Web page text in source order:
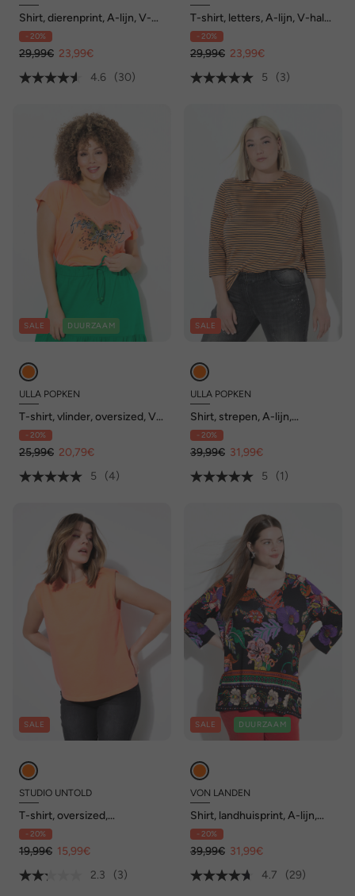
Shirt, dierenprint, A-lijn, V-
hals, 3/4-mouw
- 20%
29,99€ 23,99€
4.6
(30)
T-shirt, letters, A-lijn, V-hals,
korte mouwen
- 20%
29,99€ 23,99€
5
(3)
SALE DUURZAAM
ULLA POPKEN
T-shirt, vlinder, oversized, V-
hals, korte mouw
- 20%
25,99€ 20,79€
5
(4)
SALE
ULLA POPKEN
Shirt, strepen, A-lijn,
opstaande kraag, 3/4-mouw
- 20%
39,99€ 31,99€
5
(1)
SALE
STUDIO UNTOLD
T-shirt, oversized,
schoudervulling
- 20%
19,99€ 15,99€
2.3
(3)
SALE DUURZAAM
VON LANDEN
Shirt, landhuisprint, A-lijn,
tuniekhals, 3/4-mouwen
- 20%
39,99€ 31,99€
4.7
(29)